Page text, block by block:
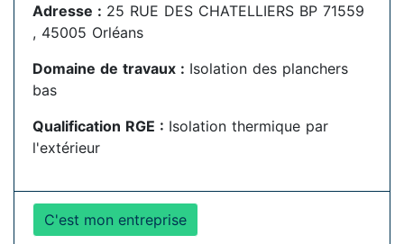
Adresse : 25 RUE DES CHATELLIERS BP 71559
, 45005 Orléans
Domaine de travaux : Isolation des planchers
bas
Qualification RGE : Isolation thermique par
l'extérieur
C'est mon entreprise